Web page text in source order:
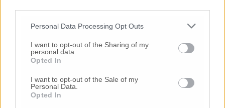
Personal Data Processing Opt Outs
I want to opt-out of the Sharing of my
personal data.
Opted In
I want to opt-out of the Sale of my
Personal Data.
Opted In
Commenti